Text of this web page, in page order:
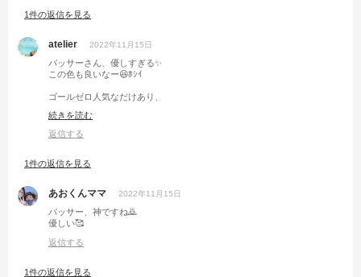
1件の返信を見る
atelier 2022年11月15日
バッサーさん、優しすぎる✨
この色も良いなー😆ﾎｼｲ
ゴールゼロ人気なだけあり、
続きを読む
返信する
1件の返信を見る
あおくんママ 2022年11月15日
バッサー、神ですね🙇
優しい🥰
返信する
1件の返信を見る